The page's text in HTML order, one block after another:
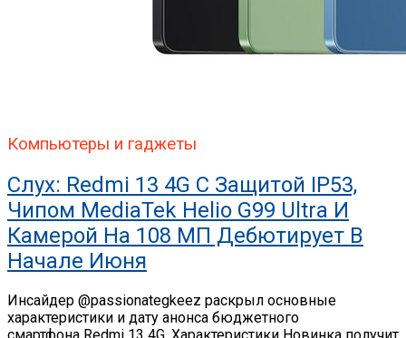
Компьютеры и гаджеты
Слух: Redmi 13 4G С Защитой IP53,
Чипом MediaTek Helio G99 Ultra И
Камерой На 108 МП Дебютирует В
Начале Июня
Инсайдер @passionategkeez раскрыл основные
характеристики и дату анонса бюджетного